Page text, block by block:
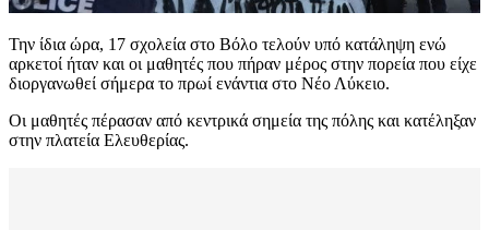
Την ίδια ώρα, 17 σχολεία στο Βόλο τελούν υπό κατάληψη ενώ
αρκετοί ήταν και οι μαθητές που πήραν μέρος στην πορεία που είχε
διοργανωθεί σήμερα το πρωί ενάντια στο Νέο Λύκειο.
Οι μαθητές πέρασαν από κεντρικά σημεία της πόλης και κατέληξαν
στην πλατεία Ελευθερίας.